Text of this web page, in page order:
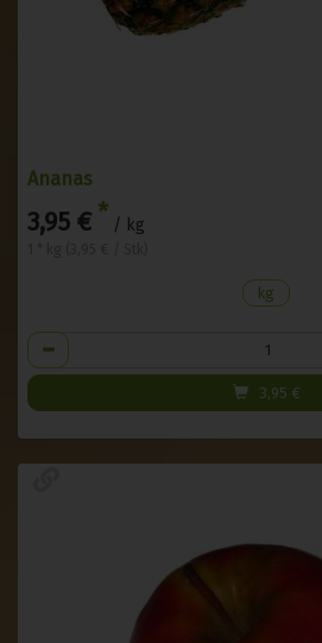
Ananas
3,95 € * / kg
kg
Anzahl
3,95 €